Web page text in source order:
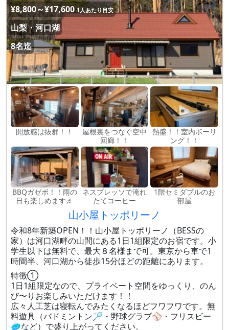
¥8,800～¥17,600 1人あたり目安
山梨・河口湖
8名迄
開放感は抜群！！
屋根裏をつなぐ空中
回廊！！
熱盛！！室内ボーリ
ング！！
BBQガゼボ！！雨の
日も楽しめます♬
ネスプレッソで淹れ
たてコーヒー
1階セミダブルのお
部屋
山小屋トッポリーノ
令和8年新築OPEN！！山小屋トッポリーノ（BESSの
家）は河口湖畔の山間にある1日1組限定のお宿です。小
学生以下は無料で、最大８名様まで可。東京から車で1
時間半、河口湖から徒歩15分ほどの距離にあります。
特徴①
1日1組限定なので、プライベート空間をゆっくり、のん
び〜りお楽しみいただけます！！
広々人工芝は寝転んでみたくなるほどフワフワです。無
料遊具（バドミントン🏸・野球グラブ⚾️・フリスビー
🥏など）で盛り上がってください。